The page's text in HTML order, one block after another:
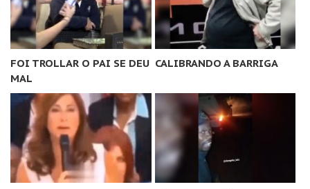
FOI TROLLAR O PAI SE DEU
MAL
CALIBRANDO A BARRIGA